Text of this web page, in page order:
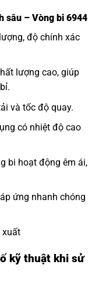
sâu – Vòng bi 6944
độ chính xác
lượng cao, giúp
và tốc độ quay.
có nhiệt độ cao
bi hoạt động êm ái,
ứng nhanh chóng
xuất
kỹ thuật khi sử